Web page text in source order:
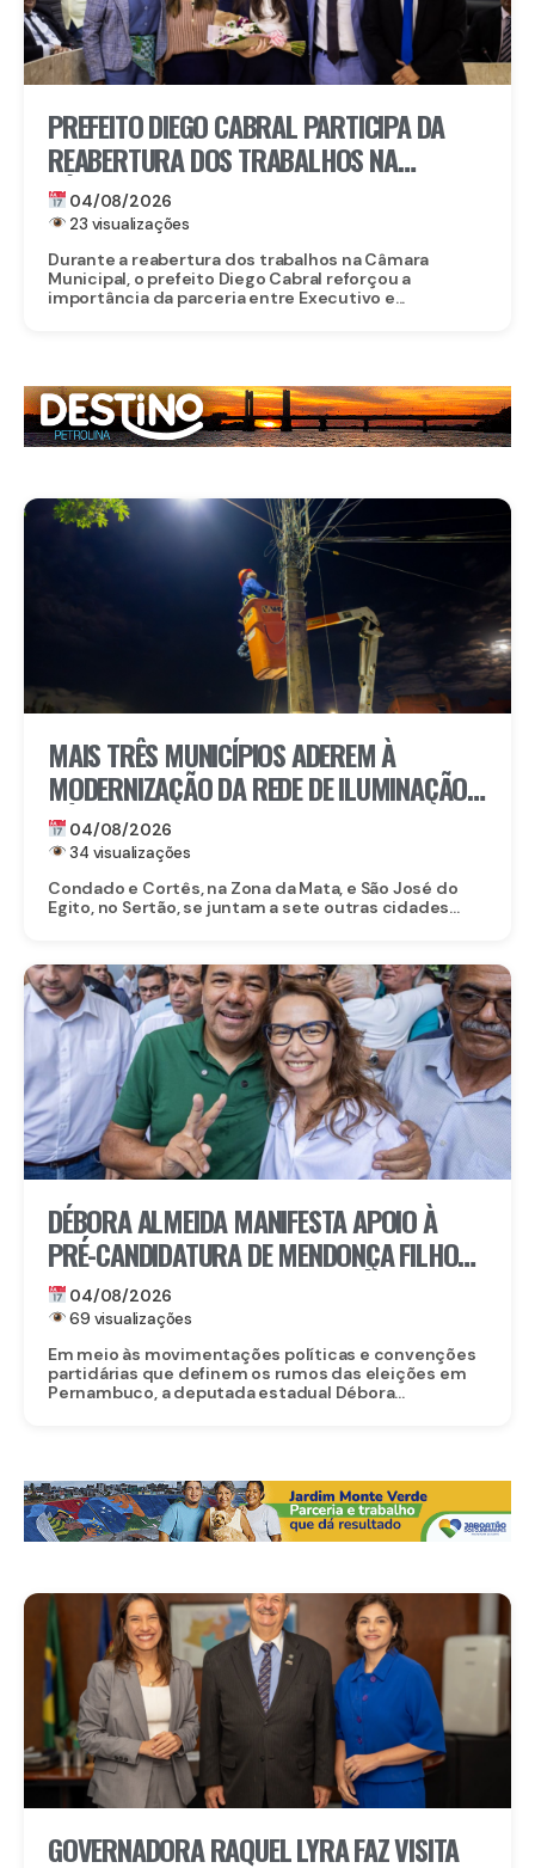
PREFEITO DIEGO CABRAL PARTICIPA DA
REABERTURA DOS TRABALHOS NA
CÂMARA MUNICIPAL DE CAMARAGIBE E
DESTACA AVANÇOS DA GESTÃO
04/08/2026
23 visualizações
Durante a reabertura dos trabalhos na Câmara
Municipal, o prefeito Diego Cabral reforçou a
importância da parceria entre Executivo e...
MAIS TRÊS MUNICÍPIOS ADEREM À
MODERNIZAÇÃO DA REDE DE ILUMINAÇÃO
PÚBLICA COM O ILUMINA PERNAMBUCO
04/08/2026
34 visualizações
Condado e Cortês, na Zona da Mata, e São José do
Egito, no Sertão, se juntam a sete outras cidades...
DÉBORA ALMEIDA MANIFESTA APOIO À
PRÉ-CANDIDATURA DE MENDONÇA FILHO
AO SENADO E DESTACA TRAJETÓRIA DO
PARLAMENTAR
04/08/2026
69 visualizações
Em meio às movimentações políticas e convenções
partidárias que definem os rumos das eleições em
Pernambuco, a deputada estadual Débora...
GOVERNADORA RAQUEL LYRA FAZ VISITA